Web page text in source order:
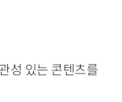
성 있는 콘텐츠를